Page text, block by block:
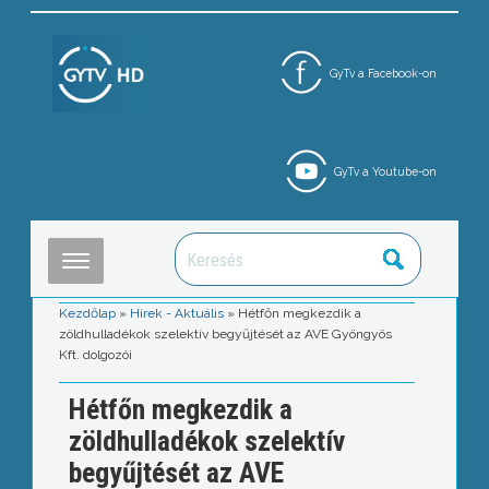
GyTv a Facebook-on
GyTv a Youtube-on
Kezdőlap » Hírek - Aktuális » Hétfőn megkezdik a
zöldhulladékok szelektív begyűjtését az AVE Gyöngyös
Kft. dolgozói
Hétfőn megkezdik a
zöldhulladékok szelektív
begyűjtését az AVE